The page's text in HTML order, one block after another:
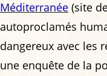
Méditerranée (site
autoproclamés
dangereux avec les
une enquête de la